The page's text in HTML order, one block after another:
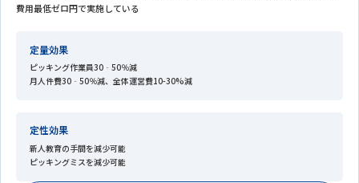
費用最低ゼロ円で実施している
定量効果
ピッキング作業員30‐50％減
月人件費30‐50％減、全体運営費10-30%減
定性効果
新人教育の手間を減少可能
ピッキングミスを減少可能